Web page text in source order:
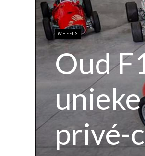
WHEELS
Oud
privé-